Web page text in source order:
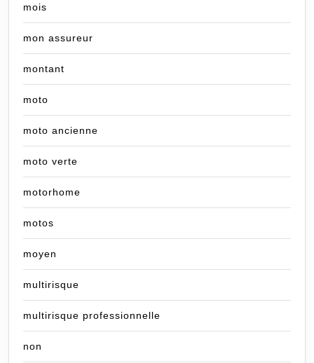
mois
mon assureur
montant
moto
moto ancienne
moto verte
motorhome
motos
moyen
multirisque
multirisque professionnelle
non